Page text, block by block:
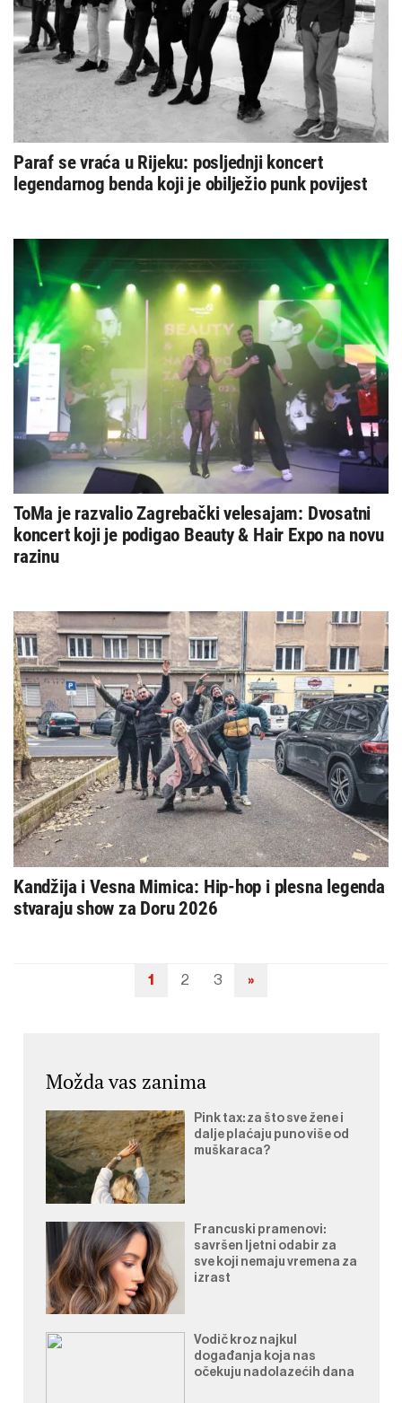
Paraf se vraća u Rijeku: posljednji koncert
legendarnog benda koji je obilježio punk povijest
ToMa je razvalio Zagrebački velesajam: Dvosatni
koncert koji je podigao Beauty & Hair Expo na novu
razinu
Kandžija i Vesna Mimica: Hip-hop i plesna legenda
stvaraju show za Doru 2026
Navigacija
1 2 3 »
Možda vas zanima
Pink tax: za što sve žene i
dalje plaćaju puno više od
muškaraca?
Francuski pramenovi:
savršen ljetni odabir za
sve koji nemaju vremena za
izrast
Vodič kroz najkul
događanja koja nas
očekuju nadolazećih dana